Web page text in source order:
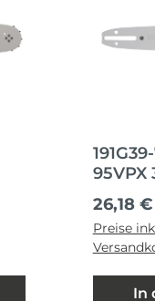
95VPX
26,18 €
Preise
In